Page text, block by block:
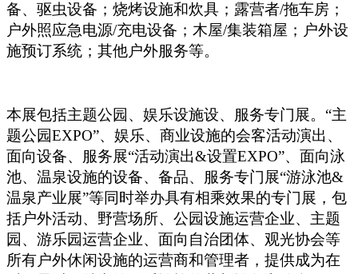
备、驱虫设备；烧烤设施和炊具；露营者/拖车房；
户外照应急电源/充电设备；木屋/集装箱屋；户外设
施预订系统；其他户外服务等。
本展包括主题公园、娱乐设施设、服务专门展。“主
题公园EXPO”、娱乐、商业设施的会客活动演出、
面向设备、服务展“活动演出&设置EXPO”、面向泳
池、温泉设施的设备、备品、服务专门展“游泳池&
温泉产业展”等同时举办具有相乘效果的专门展，包
括户外活动、野营场所、公园设施运营企业、主题
园、游乐园运营企业、面向自治团体、观光协会等
所有户外休闲设施的运营商和管理者，提供成为在